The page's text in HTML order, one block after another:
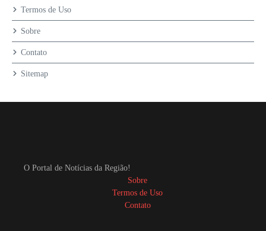
Termos de Uso
Sobre
Contato
Sitemap
O Portal de Notícias da Região!
Sobre
Termos de Uso
Contato